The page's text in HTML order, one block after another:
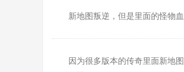
新地图叛逆，但是里面的怪物
因为很多版本的传奇里面新地